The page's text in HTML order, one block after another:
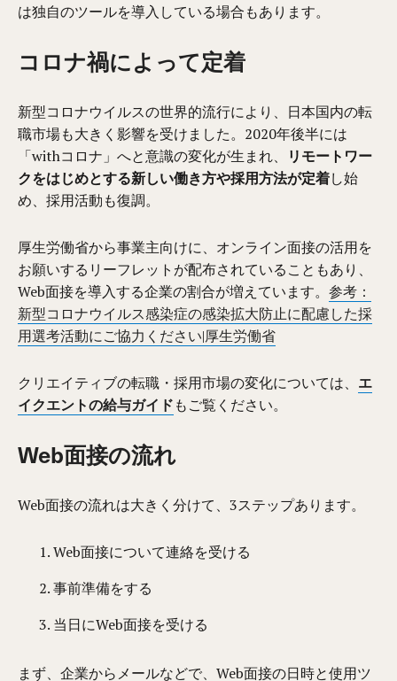
は独自のツールを導入している場合もあります。
コロナ禍によって定着
新型コロナウイルスの世界的流行により、日本国内の転
職市場も大きく影響を受けました。2020年後半には
「withコロナ」へと意識の変化が生まれ、
リモートワー
クをはじめとする新しい働き方や採用方法が定着し始
め、採用活動も復調。
厚生労働省から事業主向けに、オンライン面接の活用を
お願いするリーフレットが配布されていることもあり、
Web面接を導入する企業の割合が増えています。参考：
新型コロナウイルス感染症の感染拡大防止に配慮した採
用選考活動にご協力ください|厚生労働省
クリエイティブの転職・採用市場の変化については、 エ
イクエントの給与ガイドもご覧ください。
Web面接の流れ
Web面接の流れは大きく分けて、3ステップあります。
Web面接について連絡を受ける
事前準備をする
当日にWeb面接を受ける
まず、企業からメールなどで、Web面接の日時と使用ツ